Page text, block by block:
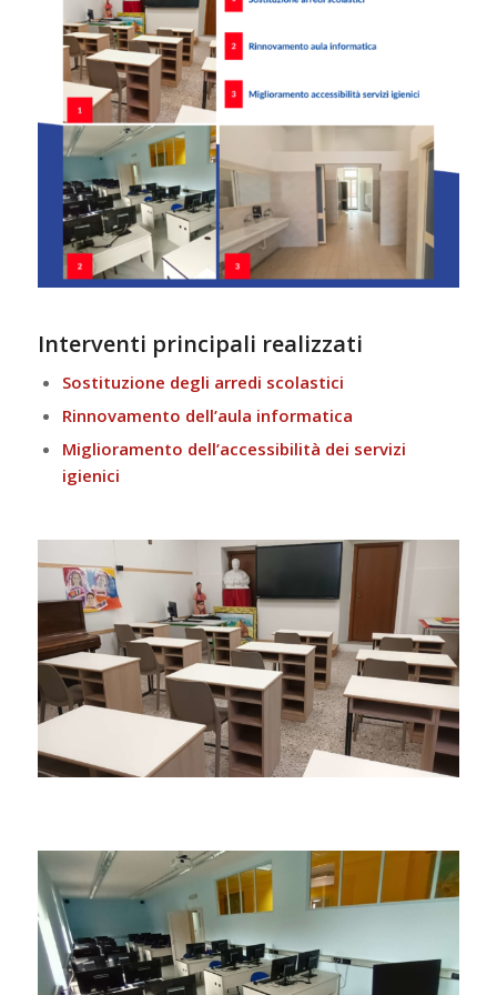
Interventi principali realizzati
Sostituzione degli arredi scolastici
Rinnovamento dell’aula informatica
Miglioramento dell’accessibilità dei servizi
igienici